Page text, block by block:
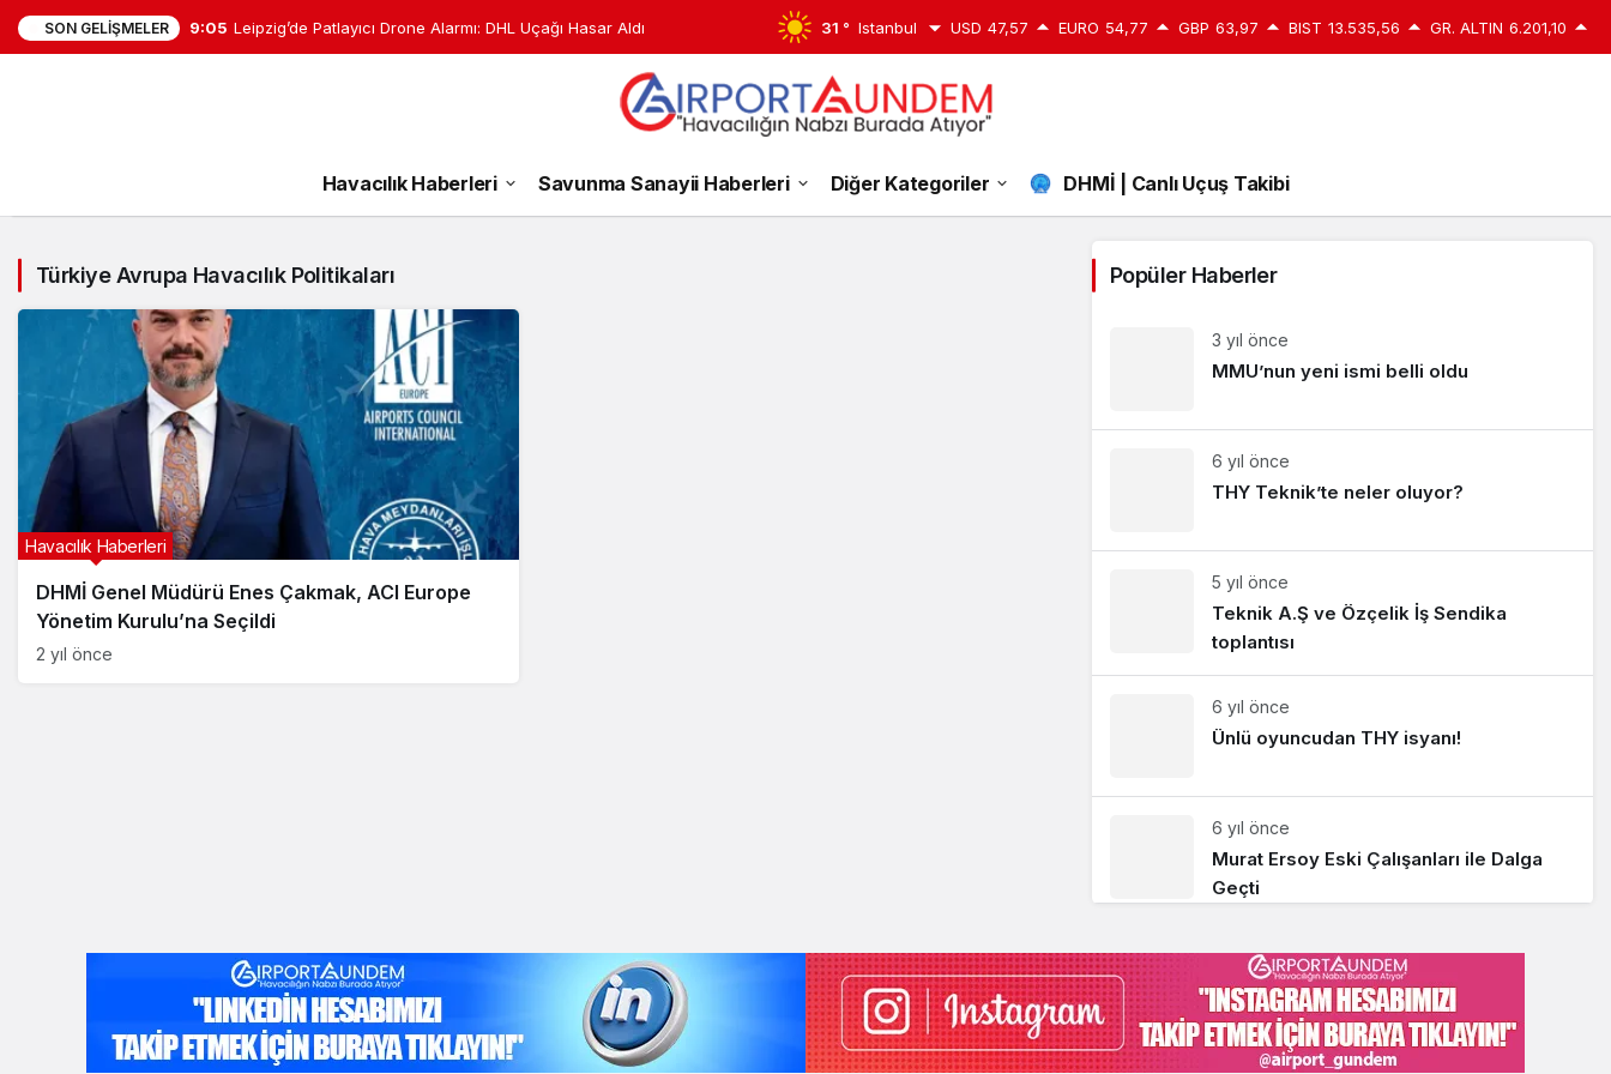
SON GELIŞMELER 9:05 Leipzig’de Patlayıcı Drone Alarmı: DHL Uçağı Hasar Aldı 31 ° Istanbul USD 47,57 EURO 54,77 GBP 63,97 BIST 13.535,56 GR. ALTIN 6.201,10
Türkiye
Avrupa
Havacılık Haberleri Savunma Sanayii Haberleri Diğer Kategoriler DHMİ | Canlı Uçuş Takibi
Türkiye Avrupa Havacılık Politikaları
DHMİ Genel Müdürü Enes Çakmak, ACI Europe
Yönetim Kurulu’na Seçildi
Havacılık Haberleri
2 yıl önce
Popüler Haberler
3 yıl önce
MMU’nun yeni ismi belli oldu
6 yıl önce
THY Teknik’te neler oluyor?
5 yıl önce
Teknik A.Ş ve Özçelik İş Sendika
toplantısı
6 yıl önce
Ünlü oyuncudan THY isyanı!
6 yıl önce
Murat Ersoy Eski Çalışanları ile Dalga
Geçti